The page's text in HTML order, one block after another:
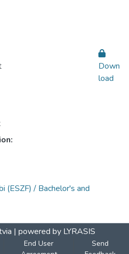
Down
load
(ESZF) / Bachelor's and
| powered by LYRASIS
End User
Send